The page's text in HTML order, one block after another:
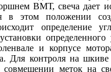
ВМТ, свеча дает
в этом положении
определение
и корпусе
Для контроля на шкиве
меток на